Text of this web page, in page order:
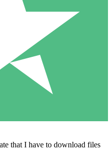
that I have to download files